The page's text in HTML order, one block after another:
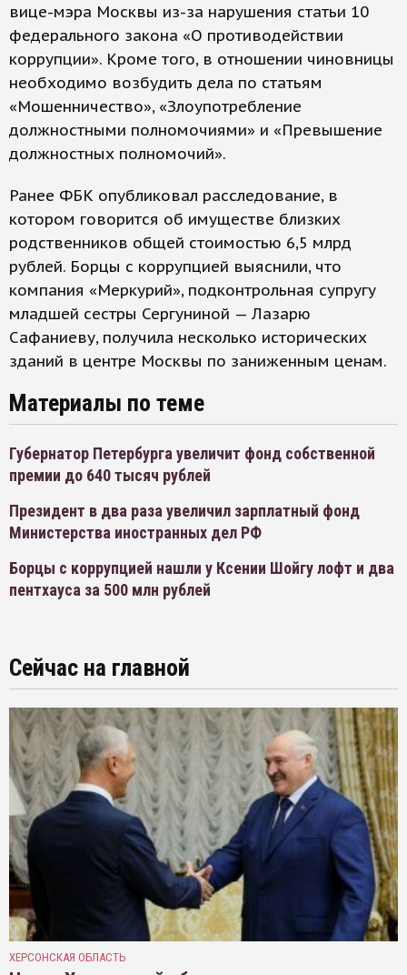
вице-мэра Москвы из-за нарушения статьи 10
федерального закона «О противодействии
коррупции». Кроме того, в отношении чиновницы
необходимо возбудить дела по статьям
«Мошенничество», «Злоупотребление
должностными полномочиями» и «Превышение
должностных полномочий».
Ранее ФБК опубликовал расследование, в
котором говорится об имуществе близких
родственников общей стоимостью 6,5 млрд
рублей. Борцы с коррупцией выяснили, что
компания «Меркурий», подконтрольная супругу
младшей сестры Сергуниной — Лазарю
Сафаниеву, получила несколько исторических
зданий в центре Москвы по заниженным ценам.
Материалы по теме
Губернатор Петербурга увеличит фонд собственной
премии до 640 тысяч рублей
Президент в два раза увеличил зарплатный фонд
Министерства иностранных дел РФ
Борцы с коррупцией нашли у Ксении Шойгу лофт и два
пентхауса за 500 млн рублей
Сейчас на главной
ХЕРСОНСКАЯ ОБЛАСТЬ